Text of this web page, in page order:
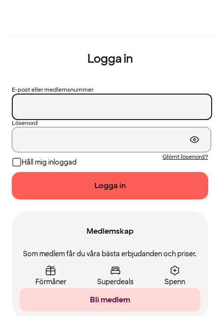
Logga in
E-post eller medlemsnummer
Lösenord
Håll mig inloggad
Glömt lösenord?
Logga in
Medlemskap
Som medlem får du våra bästa erbjudanden och priser.
Förmåner Superdeals Spenn
Bli medlem